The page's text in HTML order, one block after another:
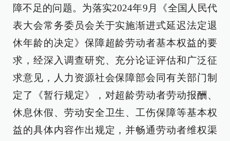
障不足的问题。为落实2024年9月《全国人民代
表大会常务委员会关于实施渐进式延迟法定退
休年龄的决定》保障超龄劳动者基本权益的要
求，经深入调查研究、充分论证评估和广泛征
求意见，人力资源社会保障部会同有关部门制
定了《暂行规定》，对超龄劳动者劳动报酬、
休息休假、劳动安全卫生、工伤保障等基本权
益的具体内容作出规定，并畅通劳动者维权渠